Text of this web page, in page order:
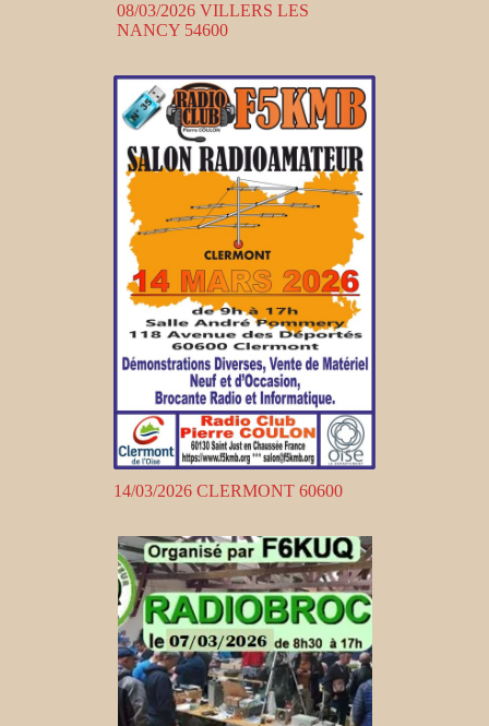
08/03/2026 VILLERS LES
NANCY 54600
14/03/2026 CLERMONT 60600